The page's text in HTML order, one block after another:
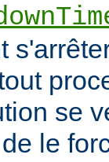
se
le